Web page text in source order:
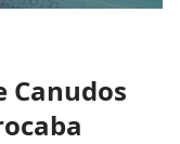
Canudos